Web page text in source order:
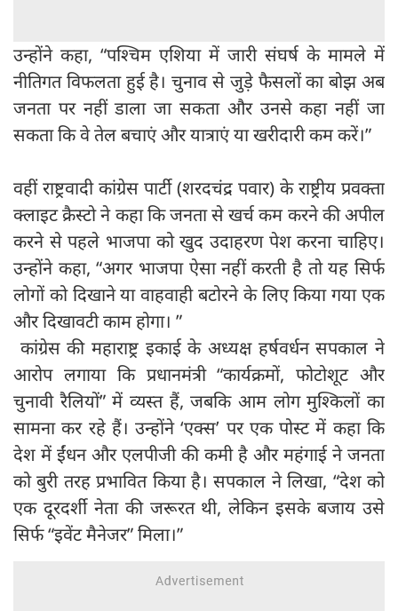
उन्होंने कहा, “पश्चिम एशिया में जारी संघर्ष के मामले में
नीतिगत विफलता हुई है। चुनाव से जुड़े फैसलों का बोझ अब
जनता पर नहीं डाला जा सकता और उनसे कहा नहीं जा
सकता कि वे तेल बचाएं और यात्राएं या खरीदारी कम करें।”
वहीं राष्ट्रवादी कांग्रेस पार्टी (शरदचंद्र पवार) के राष्ट्रीय प्रवक्ता
क्लाइट क्रैस्टो ने कहा कि जनता से खर्च कम करने की अपील
करने से पहले भाजपा को खुद उदाहरण पेश करना चाहिए।
उन्होंने कहा, “अगर भाजपा ऐसा नहीं करती है तो यह सिर्फ
लोगों को दिखाने या वाहवाही बटोरने के लिए किया गया एक
और दिखावटी काम होगा। ”
कांग्रेस की महाराष्ट्र इकाई के अध्यक्ष हर्षवर्धन सपकाल ने
आरोप लगाया कि प्रधानमंत्री “कार्यक्रमों, फोटोशूट और
चुनावी रैलियों” में व्यस्त हैं, जबकि आम लोग मुश्किलों का
सामना कर रहे हैं। उन्होंने ‘एक्स’ पर एक पोस्ट में कहा कि
देश में ईंधन और एलपीजी की कमी है और महंगाई ने जनता
को बुरी तरह प्रभावित किया है। सपकाल ने लिखा, “देश को
एक दूरदर्शी नेता की जरूरत थी, लेकिन इसके बजाय उसे
सिर्फ “इवेंट मैनेजर” मिला।”